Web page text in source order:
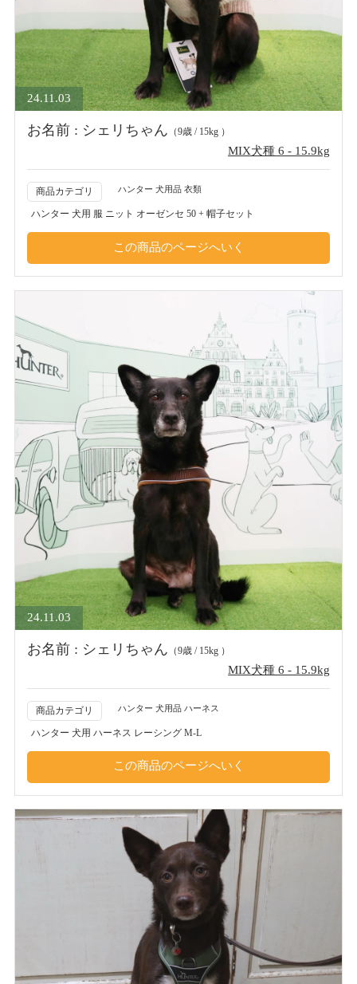
24.11.03
お名前 : シェリちゃん （9歳 / 15kg ）
MIX犬種 6 - 15.9kg
商品カテゴリ ハンター 犬用品 衣類
ハンター 犬用 服 ニット オーゼンセ 50 + 帽子セット
24.11.03
お名前 : シェリちゃん （9歳 / 15kg ）
MIX犬種 6 - 15.9kg
商品カテゴリ ハンター 犬用品 ハーネス
ハンター 犬用 ハーネス レーシング M-L